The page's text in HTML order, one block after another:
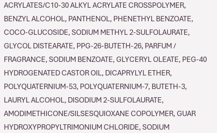
ACRYLATES/C10-30 ALKYL ACRYLATE CROSSPOLYMER,
BENZYL ALCOHOL, PANTHENOL, PHENETHYL BENZOATE,
COCO-GLUCOSIDE, SODIUM METHYL 2-SULFOLAURATE,
GLYCOL DISTEARATE, PPG-26-BUTETH-26, PARFUM /
FRAGRANCE, SODIUM BENZOATE, GLYCERYL OLEATE, PEG-40
HYDROGENATED CASTOR OIL, DICAPRYLYL ETHER,
POLYQUATERNIUM-53, POLYQUATERNIUM-7, BUTETH-3,
LAURYL ALCOHOL, DISODIUM 2-SULFOLAURATE,
AMODIMETHICONE/SILSESQUIOXANE COPOLYMER, GUAR
HYDROXYPROPYLTRIMONIUM CHLORIDE, SODIUM